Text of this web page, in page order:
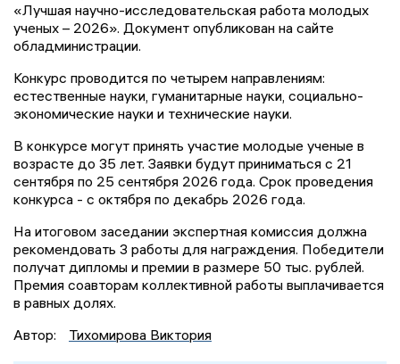
«Лучшая научно-исследовательская работа молодых
ученых – 2026». Документ опубликован на сайте
обладминистрации.
Конкурс проводится по четырем направлениям:
естественные науки, гуманитарные науки, социально-
экономические науки и технические науки.
В конкурсе могут принять участие молодые ученые в
возрасте до 35 лет. Заявки будут приниматься с 21
сентября по 25 сентября 2026 года. Срок проведения
конкурса - с октября по декабрь 2026 года.
На итоговом заседании экспертная комиссия должна
рекомендовать 3 работы для награждения. Победители
получат дипломы и премии в размере 50 тыс. рублей.
Премия соавторам коллективной работы выплачивается
в равных долях.
Автор:
Тихомирова Виктория